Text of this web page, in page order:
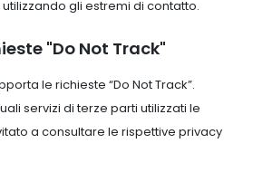
gli estremi di contatto.
"Do Not Track"
le richieste “Do Not Track”.
servizi di terze parti utilizzati le
a consultare le rispettive privacy